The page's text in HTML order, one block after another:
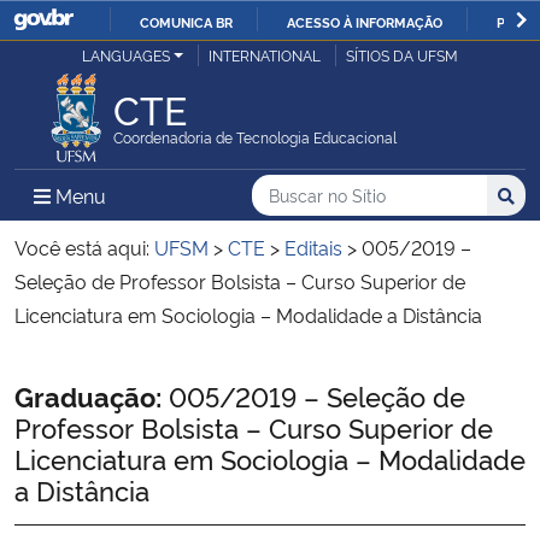
IR
COMUNICA BR ACESSO À INFORMAÇÃO
Ministério da Justiça e Segurança Pública
Ministério da Defesa
Ministério das Relações Exteriores
Ministério da Economia
Ministério da Agricultura, Pecuária e Abastecimento
Ministério da Educação
LANGUAGES INTERNATIONAL SÍTIOS DA UFSM
CTE
Coordenadoria de Tecnologia Educacional
Menu Menu Principal do Sítio
Busca
Buscar no no Sítio
Busca:
Você está aqui: UFSM >CTE > Editais >005/2019 –
Seleção de Professor Bolsista – Curso Superior de
Licenciatura em Sociologia – Modalidade a Distância
Início do conteúdo
Graduação: 005/2019 – Seleção de
Professor Bolsista – Curso Superior de
Licenciatura em Sociologia – Modalidade
a Distância